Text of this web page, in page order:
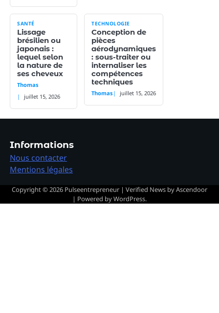
SANTÉ
Lissage
brésilien ou
japonais :
lequel selon
la nature de
ses cheveux
Thomas
juillet 15, 2026
TECHNOLOGIE
Conception de
pièces
aérodynamiques
: sous-traiter ou
internaliser les
compétences
techniques
Thomas juillet 15, 2026
Informations
Nous contacter
Mentions légales
Copyright © 2026 Pulseentrepreneur | Verified News byAscendoor
| Powered byWordPress.